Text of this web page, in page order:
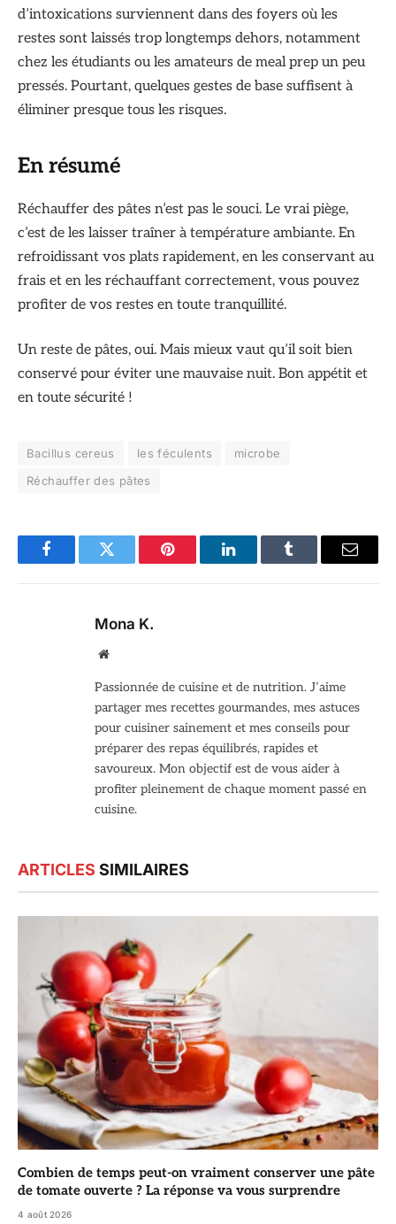
d’intoxications surviennent dans des foyers où les
restes sont laissés trop longtemps dehors, notamment
chez les étudiants ou les amateurs de meal prep un peu
pressés. Pourtant, quelques gestes de base suffisent à
éliminer presque tous les risques.
En résumé
Réchauffer des pâtes n’est pas le souci. Le vrai piège,
c’est de les laisser traîner à température ambiante. En
refroidissant vos plats rapidement, en les conservant au
frais et en les réchauffant correctement, vous pouvez
profiter de vos restes en toute tranquillité.
Un reste de pâtes, oui. Mais mieux vaut qu’il soit bien
conservé pour éviter une mauvaise nuit. Bon appétit et
en toute sécurité !
Bacillus cereus les féculents
microbe
Réchauffer des pâtes
FacebookTwitter Pinterest LinkedInTumblr Email
Mona K.
Site
Passionnée de cuisine et de nutrition. J’aime
partager mes recettes gourmandes, mes astuces
pour cuisiner sainement et mes conseils pour
préparer des repas équilibrés, rapides et
savoureux. Mon objectif est de vous aider à
profiter pleinement de chaque moment passé en
cuisine.
ARTICLES SIMILAIRES
Combien de temps peut-on vraiment conserver une pâte
de tomate ouverte ? La réponse va vous surprendre
4 août 2026